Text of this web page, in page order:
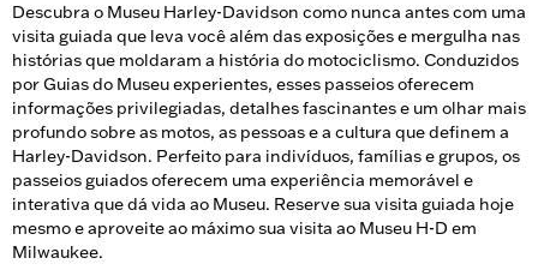
Descubra o Museu Harley-Davidson como nunca antes com uma
visita guiada que leva você além das exposições e mergulha nas
histórias que moldaram a história do motociclismo. Conduzidos
por Guias do Museu experientes, esses passeios oferecem
informações privilegiadas, detalhes fascinantes e um olhar mais
profundo sobre as motos, as pessoas e a cultura que definem a
Harley-Davidson. Perfeito para indivíduos, famílias e grupos, os
passeios guiados oferecem uma experiência memorável e
interativa que dá vida ao Museu. Reserve sua visita guiada hoje
mesmo e aproveite ao máximo sua visita ao Museu H-D em
Milwaukee.